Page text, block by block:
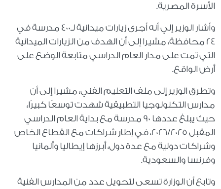
الأسرة المصرية.
وأشار الوزير إلي أنه أجرى زيارات ميدانية لـ٤٠٠ مدرسة في
٢٤ محافظة، مشيرا إلى أن الهدف من الزيارات الميدانية
التي تمت على مدار العام الدراسي متابعة الوضع على
أرض الواقع.
وتطرق الوزير إلى ملف التعليم الفني، مشيرا إلى أن
مدارس التكنولوجيا التطبيقية شهدت توسعًا كبيرًا،
حيث يبلغ عددها 90 مدرسة مع بداية العام الدراسي
المقبل 2026/2025، في إطار شراكات مع القطاع الخاص
وشراكات دولية مع عدة دول، أبرزها إيطاليا وألمانيا
وفرنسا والسعودية.
وتابع أن الوزارة تسعى لتحويل عدد من المدارس الفنية